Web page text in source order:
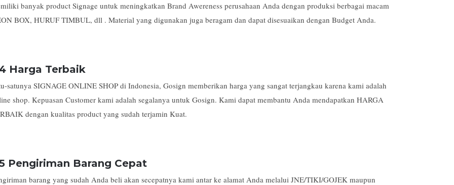
banyak product Signage untuk meningkatkan Brand Awereness perusahaan Anda dengan produksi berbagai macam
BOX, HURUF TIMBUL, dll . Material yang digunakan juga beragam dan dapat disesuaikan dengan Budget Anda.
Harga Terbaik
satunya SIGNAGE ONLINE SHOP di Indonesia, Gosign memberikan harga yang sangat terjangkau karena kami adalah
shop. Kepuasan Customer kami adalah segalanya untuk Gosign. Kami dapat membantu Anda mendapatkan HARGA
dengan kualitas product yang sudah terjamin Kuat.
Pengiriman Barang Cepat
barang yang sudah Anda beli akan secepatnya kami antar ke alamat Anda melalui JNE/TIKI/GOJEK maupun